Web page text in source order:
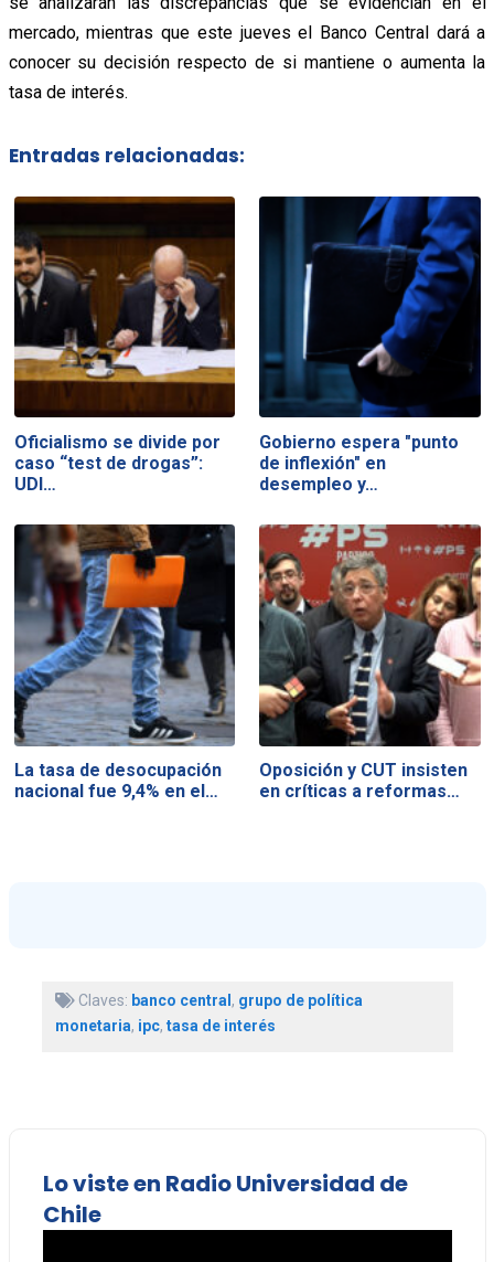
mercado, mientras que este jueves el Banco Central dará a
conocer su decisión respecto de si mantiene o aumenta la
tasa de interés.
Entradas relacionadas:
Oficialismo se divide por
caso “test de drogas”:
UDI…
Gobierno espera "punto
de inflexión" en
desempleo y…
La tasa de desocupación
nacional fue 9,4% en el…
Oposición y CUT insisten
en críticas a reformas…
Claves: banco central, grupo de política
monetaria, ipc, tasa de interés
Lo viste en Radio Universidad de
Chile